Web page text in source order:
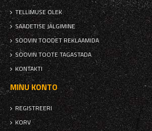
TELLIMUSE OLEK
SAADETISE JÄLGIMINE
SOOVIN TOODET REKLAAMIDA
SOOVIN TOOTE TAGASTADA
KONTAKTI
MINU KONTO
REGISTREERI
KORV